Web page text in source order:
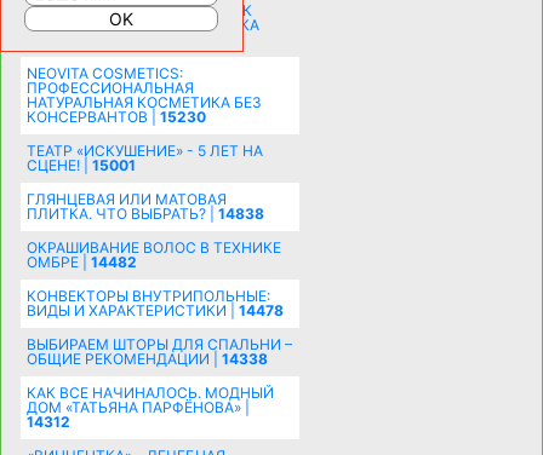
СОБИРАЕМСЯ НА ПРАЗДНИК К
МОЛОДОЖЕНАМ: ПОДГОТОВКА
NEOVITA COSMETICS:
ПРОФЕССИОНАЛЬНАЯ
НАТУРАЛЬНАЯ КОСМЕТИКА БЕЗ
КОНСЕРВАНТОВ | 15230
ТЕАТР «ИСКУШЕНИЕ» - 5 ЛЕТ НА
СЦЕНЕ! | 15001
ГЛЯНЦЕВАЯ ИЛИ МАТОВАЯ
ПЛИТКА. ЧТО ВЫБРАТЬ? | 14838
ОКРАШИВАНИЕ ВОЛОС В ТЕХНИКЕ
ОМБРЕ | 14482
КОНВЕКТОРЫ ВНУТРИПОЛЬНЫЕ:
ВИДЫ И ХАРАКТЕРИСТИКИ | 14478
ВЫБИРАЕМ ШТОРЫ ДЛЯ СПАЛЬНИ –
ОБЩИЕ РЕКОМЕНДАЦИИ | 14338
КАК ВСЕ НАЧИНАЛОСЬ. МОДНЫЙ
ДОМ «ТАТЬЯНА ПАРФЁНОВА» |
14312